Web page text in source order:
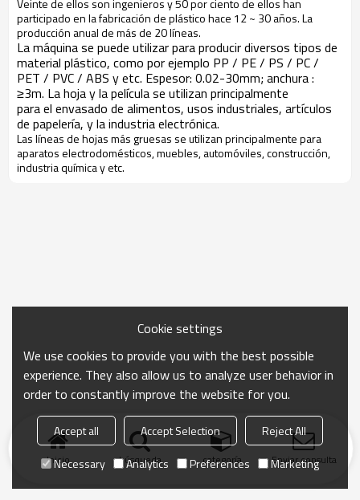
Veinte de ellos son ingenieros y 50 por ciento de ellos han
participadoen la fabricación de plásticohace 12 ~ 30 años. La
producción anual de más de 20 líneas.
La máquina se puede utilizar para producir diversos tipos de
material plástico, como por ejemplo PP / PE / PS / PC /
PET / PVC / ABS y etc. Espesor: 0.02-30mm; anchura :
≥3m. La hoja y la película se utilizan principalmente
parael envasado de alimentos, usos industriales, artículos
de papelería, y la industria electrónica.
Las líneasde hojas más gruesas se utilizan principalmente para
aparatos electrodomésticos, muebles, automóviles, construcción,
industria química y etc.
Inicio búsqueda categoría Enviar consulta
Cookie settings
We use cookies to provide you with the best possible
experience. They also allow us to analyze user behavior in
order to constantly improve the website for you.
Accept all Accept Selection
Reject All
Necessary
Analytics Preferences Marketing